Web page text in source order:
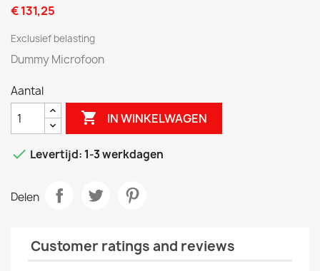
€ 131,25
Exclusief belasting
Dummy Microfoon
Aantal
 IN WINKELWAGEN
 Levertijd: 1-3 werkdagen
Delen
Customer ratings and reviews